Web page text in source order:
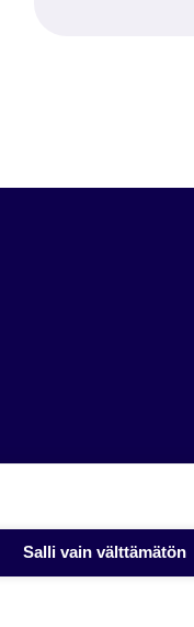
Salli vain välttämätön